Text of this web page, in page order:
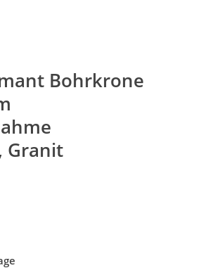
Bohrkrone
Granit